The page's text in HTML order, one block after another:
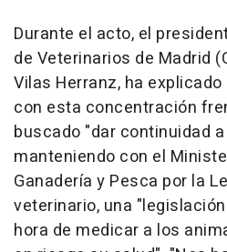
Durante el acto, el
de Veterinarios de Madrid
Vilas Herranz, ha
con esta concentración
buscado "dar continuidad
manteniendo con el
Ganadería y Pesca por la
veterinario, una
hora de medicar a los